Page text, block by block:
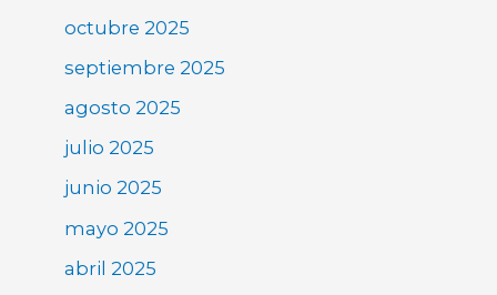
octubre 2025
septiembre 2025
agosto 2025
julio 2025
junio 2025
mayo 2025
abril 2025